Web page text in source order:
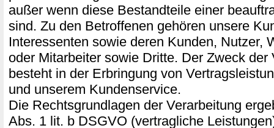
außer wenn diese Bestandteile einer
sind. Zu den Betroffenen gehören unsere
Interessenten sowie deren Kunden, Nutzer,
oder Mitarbeiter sowie Dritte. Der Zweck der
besteht in der Erbringung von
und unserem Kundenservice.
Die Rechtsgrundlagen der Verarbeitung
Abs. 1 lit. b DSGVO (vertragliche